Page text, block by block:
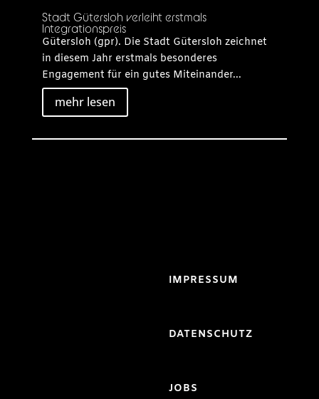
Stadt Gütersloh verleiht erstmals
Integrationspreis
Gütersloh (gpr). Die Stadt Gütersloh zeichnet
in diesem Jahr erstmals besonderes
Engagement für ein gutes Miteinander...
mehr lesen
IMPRESSUM
DATENSCHUTZ
JOBS